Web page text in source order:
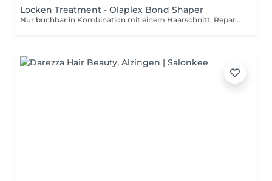
Locken Treatment - Olaplex Bond Shaper
Nur buchbar in Kombination mit einem Haarschnitt. Reparatur, Definition & Aufbau für deine Locken! Ein einzigartiges Pflegeritual die mit dem natürlichen Lockenmuster arbeitet und so die Struktur der Locken formt und stärkt. Für alle Arten von natürlichen Wellen, Locken & Naturkrause.